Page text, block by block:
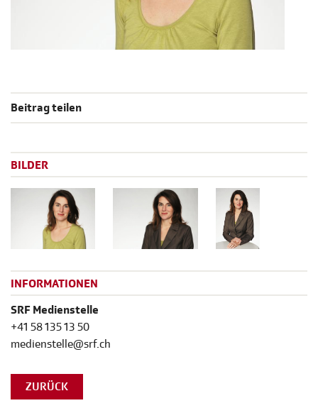
Beitrag teilen
BILDER
INFORMATIONEN
SRF Medienstelle
+41 58 135 13 50
medienstelle@srf.ch
ZURÜCK